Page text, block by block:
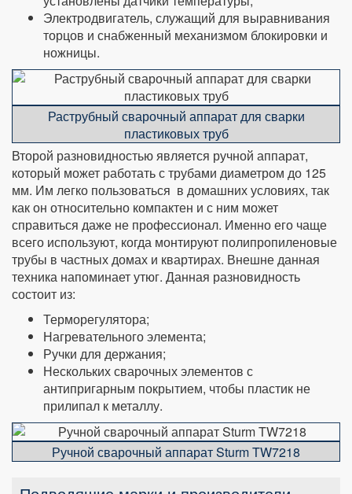
Электродвигатель, служащий для выравнивания
торцов и снабженный механизмом блокировки и
ножницы.
Раструбный сварочный аппарат для сварки
пластиковых труб
Второй разновидностью является ручной аппарат,
который может работать с трубами диаметром до 125
мм. Им легко пользоваться в домашних условиях, так
как он относительно компактен и с ним может
справиться даже не профессионал. Именно его чаще
всего используют, когда монтируют полипропиленовые
трубы в частных домах и квартирах. Внешне данная
техника напоминает утюг. Данная разновидность
состоит из:
Терморегулятора;
Нагревательного элемента;
Ручки для держания;
Нескольких сварочных элементов с
антипригарным покрытием, чтобы пластик не
прилипал к металлу.
Ручной сварочный аппарат Sturm TW7218